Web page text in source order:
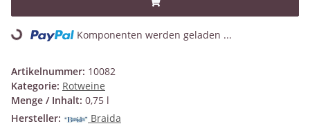
Loading... Komponenten werden geladen ...
Artikelnummer: 10082
Kategorie: Rotweine
Menge / Inhalt: 0,75 l
Hersteller:
Braida